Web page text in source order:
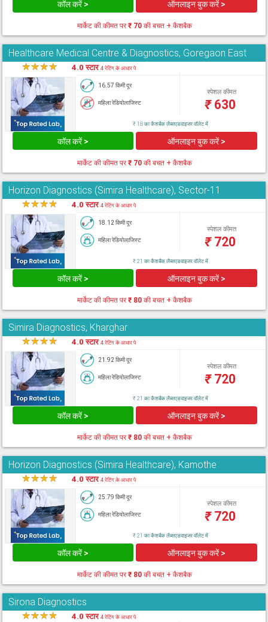
कॉल करें > ऑनलाइन बुक करें >
मार्केट की कीमत पर₹ 70 की बचत + कैशबैक
Healthcare Medical Centre & Diagnostics, Goregaon East
★★★★ 4.0 स्टार4 रेटिंग के आधार पे
16.57 किमी दूर
महिला रेडियोलाजिस्ट
स्पेशल कीमत
₹630
₹ 18 का कैशबैक लैब्सएडवाइजर वॉलेट में
कॉल करें > ऑनलाइन बुक करें >
मार्केट की कीमत पर₹ 70 की बचत + कैशबैक
Horizon Diagnostics (Simira Healthcare), Sector-11
★★★★ 4.0 स्टार4 रेटिंग के आधार पे
18.12 किमी दूर
महिला रेडियोलाजिस्ट
स्पेशल कीमत
₹720
₹ 21 का कैशबैक लैब्सएडवाइजर वॉलेट में
कॉल करें > ऑनलाइन बुक करें >
मार्केट की कीमत पर₹ 80 की बचत + कैशबैक
Simira Diagnostics, Kharghar
★★★★ 4.0 स्टार4 रेटिंग के आधार पे
21.92 किमी दूर
महिला रेडियोलाजिस्ट
स्पेशल कीमत
₹720
₹ 21 का कैशबैक लैब्सएडवाइजर वॉलेट में
कॉल करें > ऑनलाइन बुक करें >
मार्केट की कीमत पर₹ 80 की बचत + कैशबैक
Horizon Diagnostics (Simira Healthcare), Kamothe
★★★★ 4.0 स्टार4 रेटिंग के आधार पे
25.79 किमी दूर
महिला रेडियोलाजिस्ट
स्पेशल कीमत
₹720
₹ 21 का कैशबैक लैब्सएडवाइजर वॉलेट में
कॉल करें > ऑनलाइन बुक करें >
मार्केट की कीमत पर₹ 80 की बचत + कैशबैक
Sirona Diagnostics
★★★★ 4.0 स्टार4 रेटिंग के आधार पे